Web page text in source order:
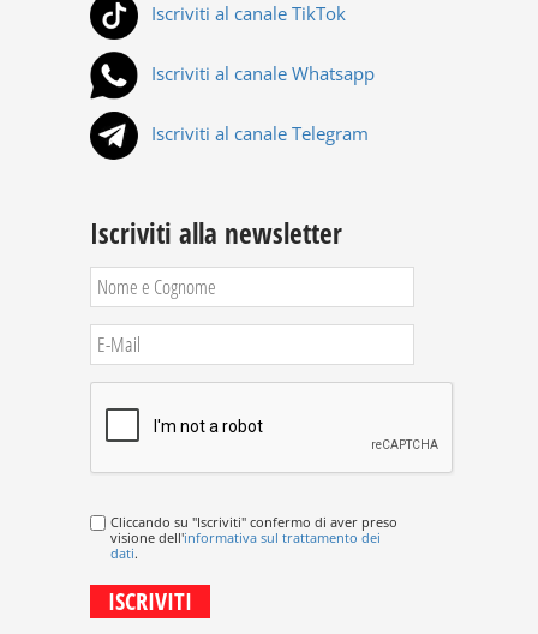
Iscriviti al canale TikTok
Iscriviti al canale Whatsapp
Iscriviti al canale Telegram
Iscriviti alla newsletter
Cliccando su "Iscriviti" confermo di aver preso
visione dell'informativa sul trattamento dei
dati.